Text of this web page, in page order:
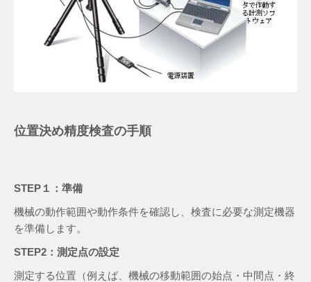
位置決め精度検査の手順
STEP１：準備
機械の動作範囲や動作条件を確認し、検査に必要な測定機器
を準備します。
STEP2：測定点の設定
測定する位置（例えば、機械の移動範囲の始点・中間点・終